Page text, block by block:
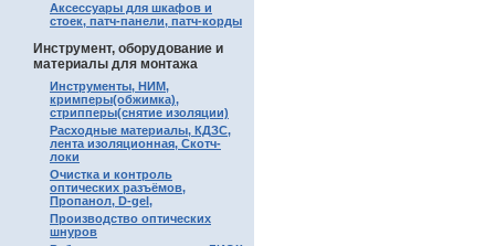
Аксессуары для шкафов и
стоек, патч-панели, патч-корды
Инструмент, оборудование и
материалы для монтажа
Инструменты, НИМ,
кримперы(обжимка),
стрипперы(снятие изоляции)
Расходные материалы, КДЗС,
лента изоляционная, Скотч-
локи
Очистка и контроль
оптических разъёмов,
Пропанол, D-gel,
Производство оптических
шнуров